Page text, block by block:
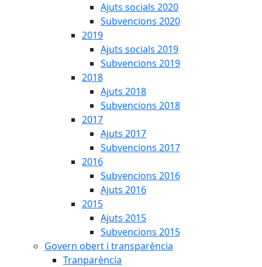
Ajuts socials 2020
Subvencions 2020
2019
Ajuts socials 2019
Subvencions 2019
2018
Ajuts 2018
Subvencions 2018
2017
Ajuts 2017
Subvencions 2017
2016
Subvencions 2016
Ajuts 2016
2015
Ajuts 2015
Subvencions 2015
Govern obert i transparència
Tranparència